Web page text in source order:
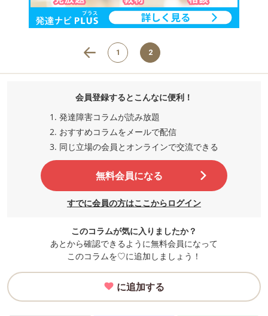
1 2
会員登録するとこんなに便利！
発達障害コラムが読み放題
おすすめコラムをメールで配信
同じ立場の会員とオンラインで交流できる
無料会員になる
すでに会員の方はここからログイン
このコラムが気に入りましたか？
あとから確認できるように無料会員になって
このコラムを♡に追加しましょう！
に追加する